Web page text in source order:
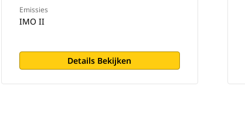
Emissies
IMO II
Details Bekijken